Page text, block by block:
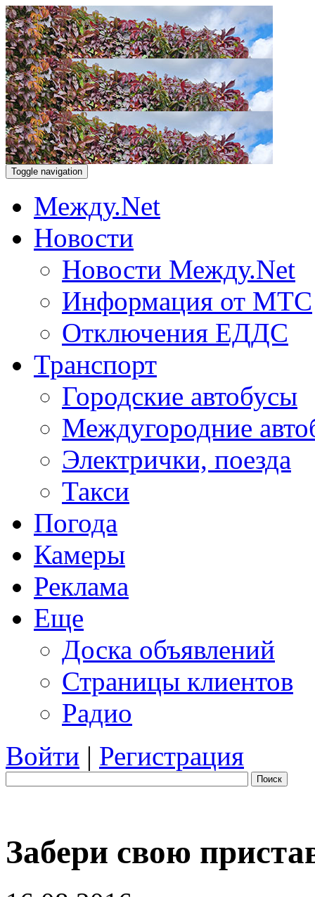
Toggle navigation
Между.Net
Новости
Новости Между.Net
Информация от МТС
Отключения ЕДДС
Транспорт
Городские автобусы
Междугородние
Электрички, поезда
Такси
Погода
Камеры
Реклама
Еще
Доска объявлений
Страницы клиентов
Радио
Войти | Регистрация
Поиск
Забери свою